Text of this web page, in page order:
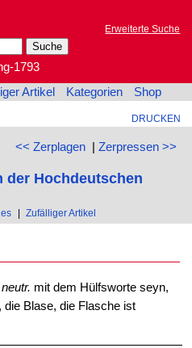
Erweiterte Suche
1793
Artikel Kategorien Shop
DRUCKEN
<< Zerplagen| Zerpressen >>
Hochdeutschen
Zufälliger Artikel
mit dem Hülfsworte seyn,
Blase, die Flasche ist